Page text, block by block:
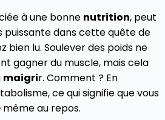
à une bonne nutrition, peut
puissante dans cette quête de
bien lu. Soulever des poids ne
gagner du muscle, mais cela
maigrir. Comment ? En
ce qui signifie que vous
même au repos.